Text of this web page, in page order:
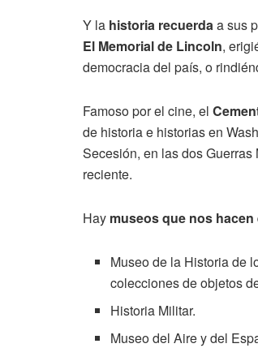
Y la historia recuerdaa sus
El Memorial de Lincoln,
democracia del país, o
Famoso por el cine, el
de historia e historias en
Secesión, en las dos
reciente.
Hay museos que nos
Museo de la Historia de
colecciones de objetos
Historia Militar.
Museo del Aire y del